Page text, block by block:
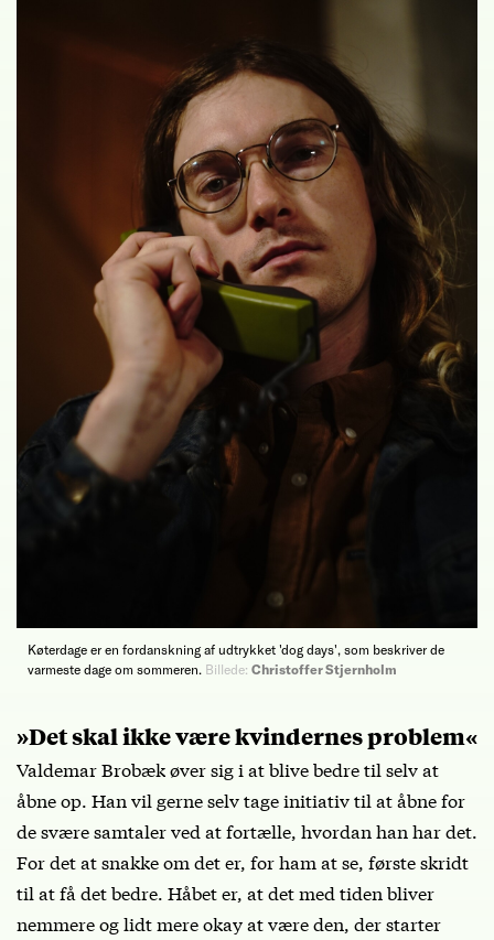
Køterdage er en fordanskning af udtrykket 'dog days', som beskriver de
varmeste dage om sommeren. Billede: Christoffer Stjernholm
»Det skal ikke være kvindernes problem«
Valdemar Brobæk øver sig i at blive bedre til selv at
åbne op. Han vil gerne selv tage initiativ til at åbne for
de svære samtaler ved at fortælle, hvordan han har det.
For det at snakke om det er, for ham at se, første skridt
til at få det bedre. Håbet er, at det med tiden bliver
nemmere og lidt mere okay at være den, der starter